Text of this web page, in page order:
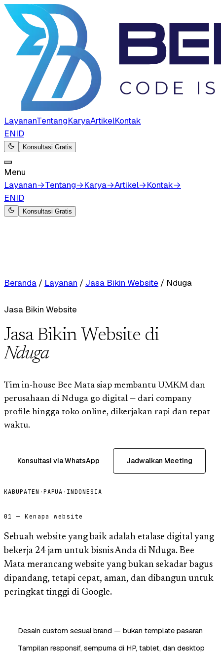
LayananTentangKaryaArtikelKontak
ENID
Konsultasi Gratis
Menu
Layanan→Tentang→Karya→Artikel→Kontak→
ENID
Konsultasi Gratis
Beranda / Layanan / Jasa Bikin Website / Nduga
Jasa Bikin Website
Jasa Bikin Website di
Nduga
Tim in-house Bee Mata siap membantu UMKM dan
perusahaan di Nduga go digital — dari company
profile hingga toko online, dikerjakan rapi dan tepat
waktu.
Konsultasi via WhatsApp Jadwalkan Meeting
KABUPATEN ·PAPUA · INDONESIA
01 — Kenapa website
Sebuah website yang baik adalah etalase digital yang
bekerja 24 jam untuk bisnis Anda di Nduga. Bee
Mata merancang website yang bukan sekadar bagus
dipandang, tetapi cepat, aman, dan dibangun untuk
peringkat tinggi di Google.
Desain custom sesuai brand — bukan template pasaran
Tampilan responsif, sempurna di HP, tablet, dan desktop